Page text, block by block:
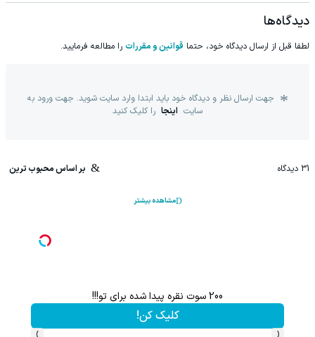
دیدگاه‌ها
لطفا قبل از ارسال دیدگاه خود، حتما قوانین و مقررات را مطالعه فرمایید.
جهت ارسال نظر و دیدگاه خود باید ابتدا وارد سایت شوید. جهت ورود به
سایت اینجا را کلیک کنید
31 دیدگاه بر اساس محبوب ترین
مشاهده بیشتر
200 سوت نقره پیدا شده برای تو!!!
کلیک کن!